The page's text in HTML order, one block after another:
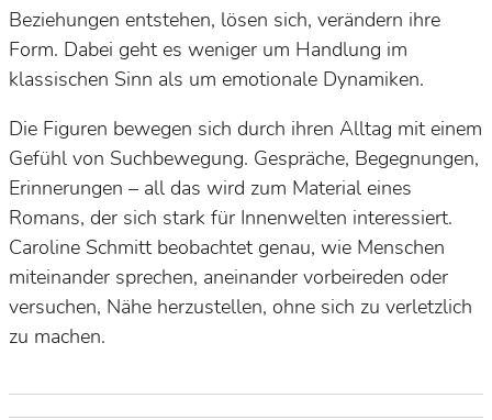
Beziehungen entstehen, lösen sich, verändern ihre
Form. Dabei geht es weniger um Handlung im
klassischen Sinn als um emotionale Dynamiken.
Die Figuren bewegen sich durch ihren Alltag mit einem
Gefühl von Suchbewegung. Gespräche, Begegnungen,
Erinnerungen – all das wird zum Material eines
Romans, der sich stark für Innenwelten interessiert.
Caroline Schmitt beobachtet genau, wie Menschen
miteinander sprechen, aneinander vorbeireden oder
versuchen, Nähe herzustellen, ohne sich zu verletzlich
zu machen.